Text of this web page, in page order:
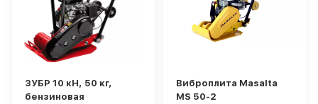
ЗУБР 10 кН, 50 кг,
бензиновая
Виброплита Masalta
MS 50-2